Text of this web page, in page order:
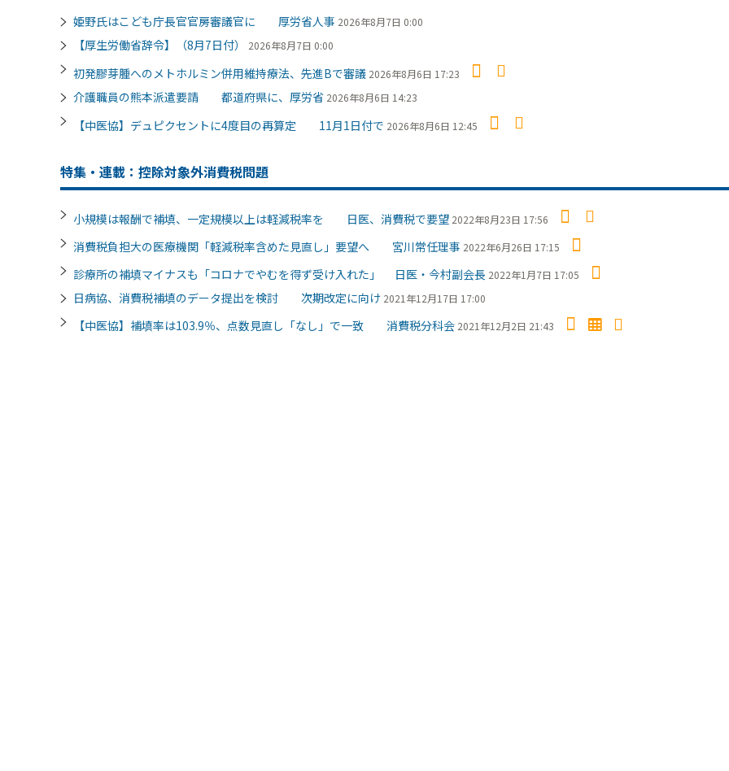
姫野氏はこども庁長官官房審議官に 厚労省人事 2026年8月7日 0:00
【厚生労働省辞令】（8月7日付） 2026年8月7日 0:00
初発膠芽腫へのメトホルミン併用維持療法、先進Bで審議 2026年8月6日 17:23
介護職員の熊本派遣要請 都道府県に、厚労省 2026年8月6日 14:23
【中医協】デュピクセントに4度目の再算定 11月1日付で 2026年8月6日 12:45
特集・連載：控除対象外消費税問題
小規模は報酬で補填、一定規模以上は軽減税率を 日医、消費税で要望 2022年8月23日 17:56
消費税負担大の医療機関「軽減税率含めた見直し」要望へ 宮川常任理事 2022年6月26日 17:15
診療所の補填マイナスも「コロナでやむを得ず受け入れた」 日医・今村副会長 2022年1月7日 17:05
日病協、消費税補填のデータ提出を検討 次期改定に向け 2021年12月17日 17:00
【中医協】補填率は103.9％、点数見直し「なし」で一致 消費税分科会 2021年12月2日 21:43